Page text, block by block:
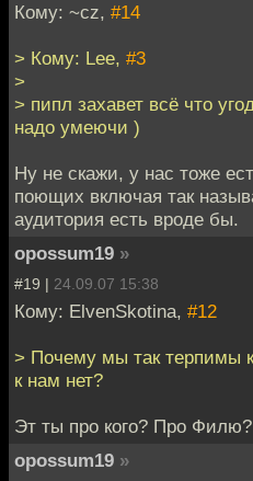
Кому: ~cz, #14
> Кому: Lee, #3
>
> пипл захавет всё что
надо умеючи )
Ну не скажи, у нас тоже
поющих включая так
аудитория есть вроде бы.
opossum19 »
#19 | 24.09.07 15:38
Кому: ElvenSkotina, #12
> Почему мы так терпимы
к нам нет?
Эт ты про кого? Про Филю?
opossum19 »